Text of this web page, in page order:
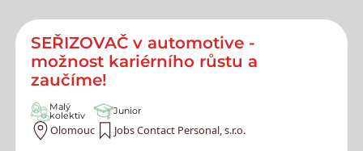
Nejnovější nabídky práce
SEŘIZOVAČ v automotive -
možnost kariérního růstu a
zaučíme!
Malý
kolektiv Junior
Olomouc Jobs Contact Personal, s.r.o.